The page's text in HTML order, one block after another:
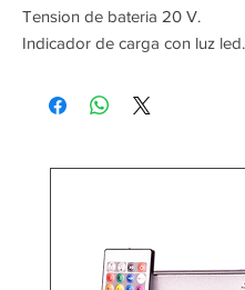
Tension de bateria 20 V.
Indicador de carga con luz led.